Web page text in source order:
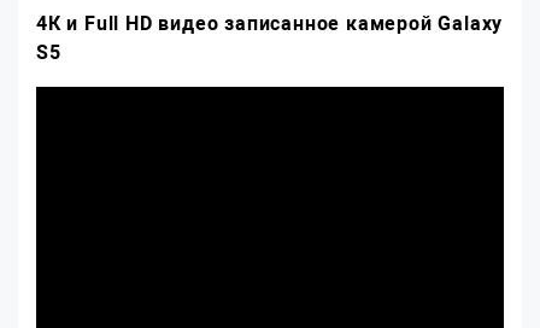
4К и Full HD видео записанное камеройGalaxy
S5